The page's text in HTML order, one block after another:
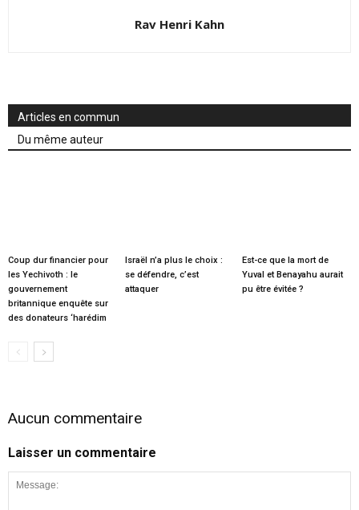
Rav Henri Kahn
Articles en commun
Du même auteur
Coup dur financier pour
les Yechivoth : le
gouvernement
britannique enquête sur
des donateurs ‘harédim
Israël n’a plus le choix :
se défendre, c’est
attaquer
Est-ce que la mort de
Yuval et Benayahu aurait
pu être évitée ?
Aucun commentaire
Laisser un commentaire